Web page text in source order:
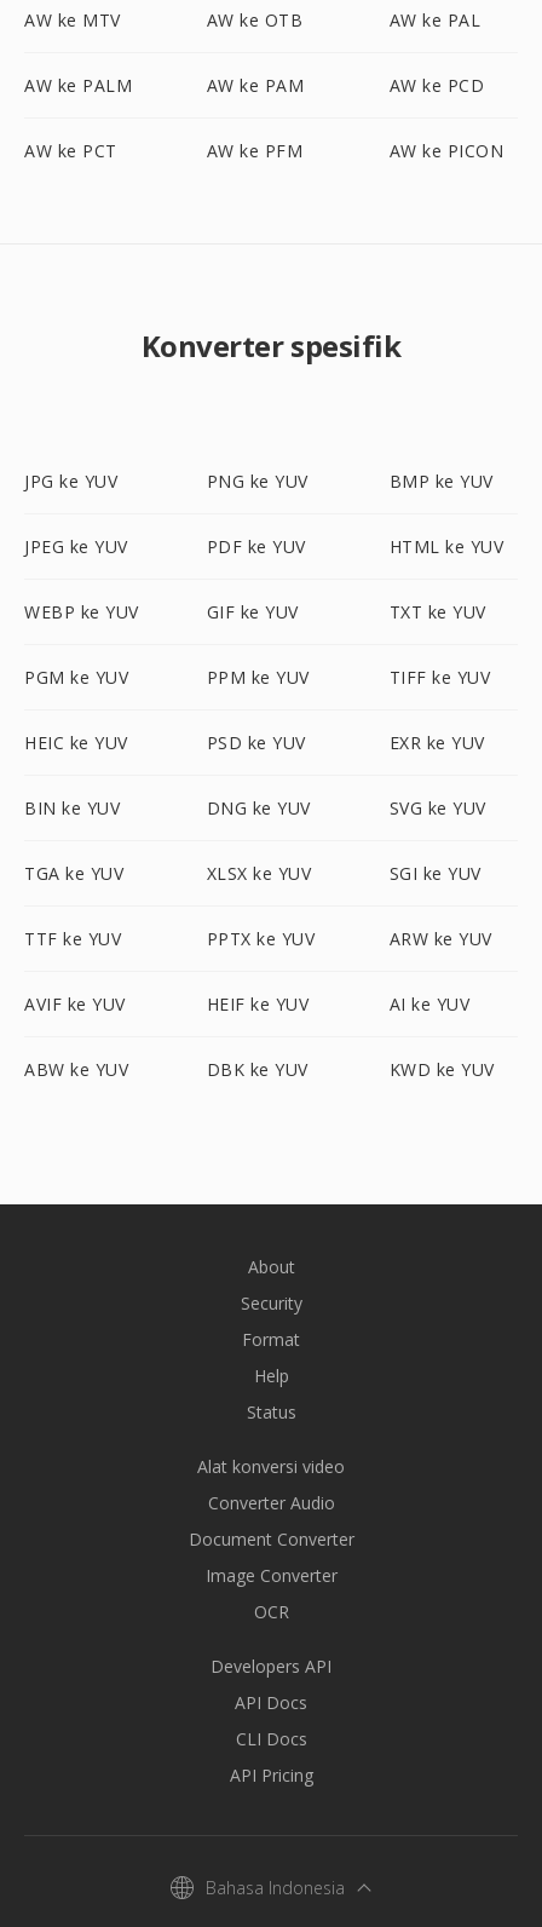
AW ke MTV AW ke OTB AW ke PAL
AW ke PALM AW ke PAM AW ke PCD
AW ke PCT AW ke PFM AW ke PICON
Konverter spesifik
JPG ke YUV PNG ke YUV BMP ke YUV
JPEG ke YUV PDF ke YUV HTML ke YUV
WEBP ke YUV GIF ke YUV TXT ke YUV
PGM ke YUV PPM ke YUV TIFF ke YUV
HEIC ke YUV PSD ke YUV EXR ke YUV
BIN ke YUV DNG ke YUV SVG ke YUV
TGA ke YUV XLSX ke YUV SGI ke YUV
TTF ke YUV PPTX ke YUV ARW ke YUV
AVIF ke YUV HEIF ke YUV AI ke YUV
ABW ke YUV DBK ke YUV KWD ke YUV
About
Security
Format
Help
Status
Alat konversi video
Converter Audio
Document Converter
Image Converter
OCR
Developers API
API Docs
CLI Docs
API Pricing
Bahasa Indonesia